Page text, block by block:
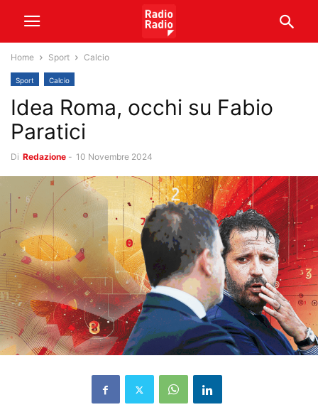
Home Sport Calcio
Sport Calcio
Idea Roma, occhi su Fabio
Paratici
Di Redazione - 10 Novembre 2024